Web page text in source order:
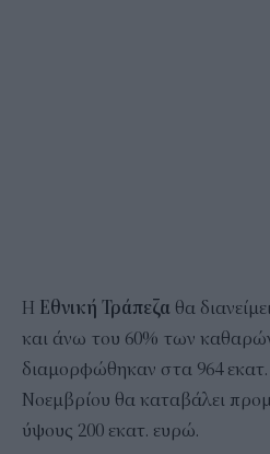
Η Εθνική Τράπεζα θα
και άνω του 60% των
διαμορφώθηκαν στα 964
Νοεμβρίου θα καταβάλει
ύψους 200 εκατ. ευρώ.